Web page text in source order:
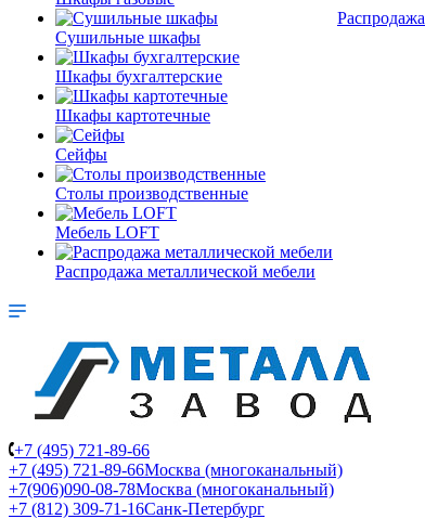
Сушильные шкафы
Шкафы бухгалтерские
Шкафы картотечные
Сейфы
Столы производственные
Мебель LOFT
Распродажа металлической мебели
Распродажа
+7 (495) 721-89-66
+7 (495) 721-89-66Москва (многоканальный)
+7(906)090-08-78Москва (многоканальный)
+7 (812) 309-71-16Санк-Петербург